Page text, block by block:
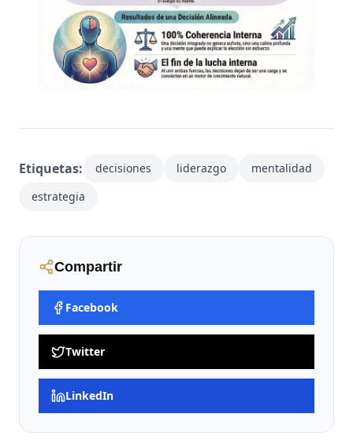
Compartir
Facebook
Twitter
LinkedIn
Etiquetas: decisiones liderazgo
mentalidad
estrategia